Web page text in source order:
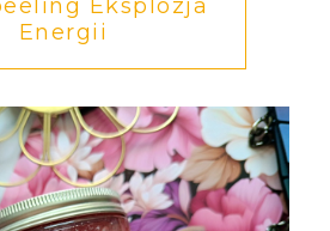
Eksplozja
Energii